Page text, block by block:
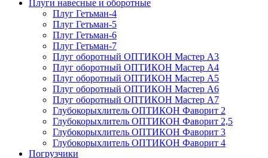
Плуги навесные и оборотные
Плуг Гетьман-4
Плуг Гетьман-5
Плуг Гетьман-6
Плуг Гетьман-7
Плуг оборотный ОПТИКОН Мастер А3
Плуг оборотный ОПТИКОН Мастер А4
Плуг оборотный ОПТИКОН Мастер А5
Плуг оборотный ОПТИКОН Мастер А6
Плуг оборотный ОПТИКОН Мастер А7
Глубокорыхлитель ОПТИКОН Фаворит 2
Глубокорыхлитель ОПТИКОН Фаворит 2,5
Глубокорыхлитель ОПТИКОН Фаворит 3
Глубокорыхлитель ОПТИКОН Фаворит 4
Погрузчики